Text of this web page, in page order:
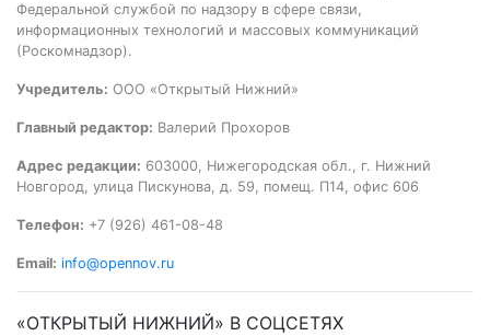
Федеральной службой по надзору в сфере связи,
информационных технологий и массовых коммуникаций
(Роскомнадзор).
Учредитель: ООО «Открытый Нижний»
Главный редактор: Валерий Прохоров
Адрес редакции: 603000, Нижегородская обл., г. Нижний
Новгород, улица Пискунова, д. 59, помещ. П14, офис 606
Телефон: +7 (926) 461-08-48
Email: info@opennov.ru
«ОТКРЫТЫЙ НИЖНИЙ» В СОЦСЕТЯХ